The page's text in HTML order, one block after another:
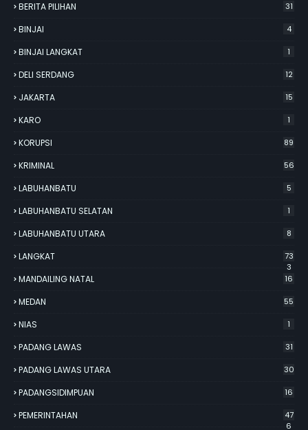
BERITA PILIHAN 31
BINJAI 4
BINJAI LANGKAT 1
DELI SERDANG 12
JAKARTA 15
KARO 1
KORUPSI 89
KRIMINAL 56
LABUHANBATU 5
LABUHANBATU SELATAN 1
LABUHANBATU UTARA 8
LANGKAT
73
3
MANDAILING NATAL 16
MEDAN 55
NIAS 1
PADANG LAWAS 31
PADANG LAWAS UTARA 30
PADANGSIDIMPUAN 16
PEMERINTAHAN
47
6